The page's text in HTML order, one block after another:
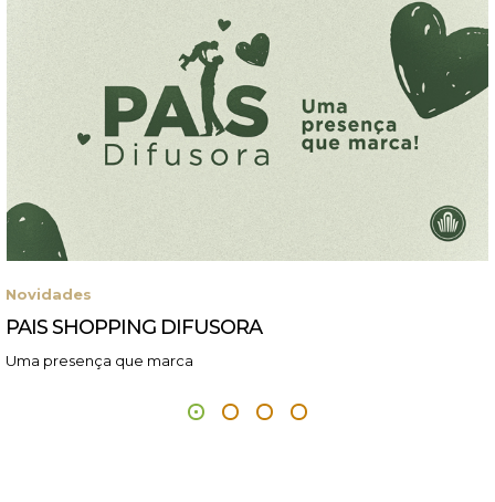
Novidades
PAIS SHOPPING DIFUSORA
Uma presença que marca